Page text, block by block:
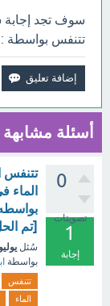
سوف تجد إجابة
تتنفس بواسطة :
أسئلة مشابهة
0
تصويتات
1
إجابة
تتنفس
الماء
بواسطه
[تم
سُئل يوليو 18، 2025
بواسطة
تتنفس
الماء